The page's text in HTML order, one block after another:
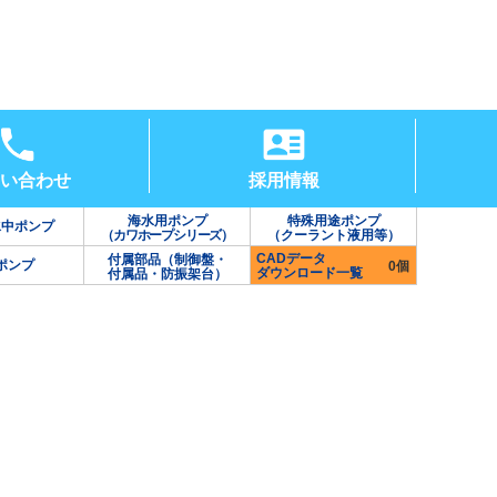
合わせ 採用情報
ポンプ
海水用ポンプ
（カワホープシリーズ）
特殊用途ポンプ
（クーラント液用等）
ンプ
付属部品（制御盤・
付属品・防振架台）
CADデータ
ダウンロード一覧
0個